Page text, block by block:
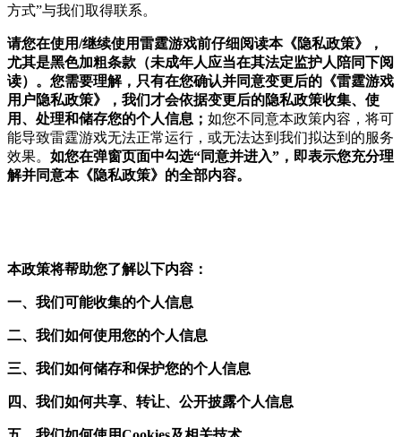
方式”与我们取得联系。
请您在使用/继续使用雷霆游戏前仔细阅读本《隐私政策》，
尤其是黑色加粗条款（未成年人应当在其法定监护人陪同下阅
读）。 您需要理解，只有在您确认并同意变更后的《雷霆游戏
用户隐私政策》，我们才会依据变更后的隐私政策收集、使
用、处理和储存您的个人信息； 如您不同意本政策内容，将可
能导致雷霆游戏无法正常运行，或无法达到我们拟达到的服务
效果。 如您在弹窗页面中勾选“同意并进入”，即表示您充分理
解并同意本《隐私政策》的全部内容。
本政策将帮助您了解以下内容：
一、我们可能收集的个人信息
二、我们如何使用您的个人信息
三、我们如何储存和保护您的个人信息
四、 我们如何共享、转让、公开披露个人信息